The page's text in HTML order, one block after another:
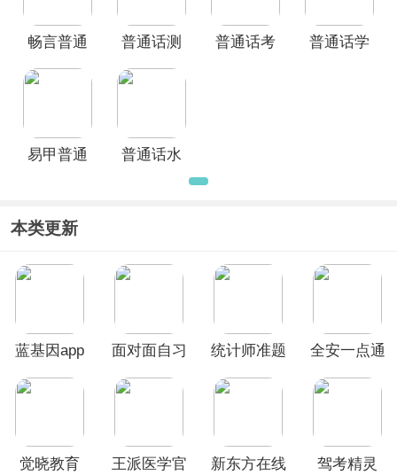
畅言普通
普通话测
普通话考
普通话学
易甲普通
普通话水
本类更新
蓝基因app
面对面自习
统计师准题
全安一点通
觉晓教育
王派医学官
新东方在线
驾考精灵